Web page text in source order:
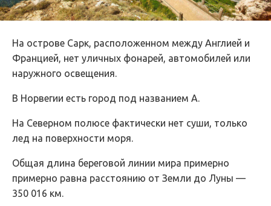
На острове Сарк, расположенном между Англией и
Францией, нет уличных фонарей, автомобилей или
наружного освещения.
В Норвегии есть город под названием А.
На Северном полюсе фактически нет суши, только
лед на поверхности моря.
Общая длина береговой линии мира примерно
примерно равна расстоянию от Земли до Луны —
350 016 км.